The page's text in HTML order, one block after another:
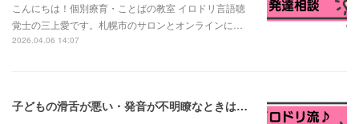
こんにちは！個別療育・ことばの教室 イロドリ言語聴
覚士の三上愛です。札幌市のサロンとオンラインに…
2026.04.06 14:07
子どもの滑舌が悪い・発音が不明瞭なときは？発音の発達と様子見でいい場合・相談が必要な場合